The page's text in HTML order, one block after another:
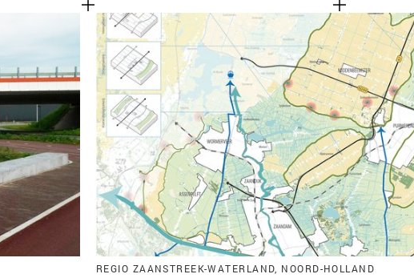
REGIO ZAANSTREEK-WATERLAND, NOORD-HOLLAND